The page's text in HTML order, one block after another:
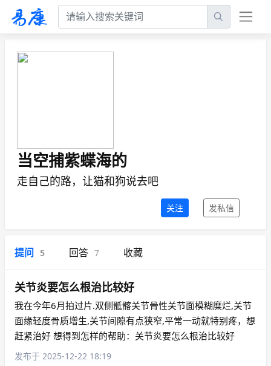
当空捕紫蝶海的
走自己的路，让猫和狗说去吧
关注 发私信
提问 5 回答 7 收藏
关节炎要怎么根治比较好
我在今年6月拍过片.双侧骶髂关节骨性关节面模糊糜烂,关节
面缘轻度骨质增生,关节间隙有点狭窄,平常一动就特别疼，想
赶紧治好 想得到怎样的帮助：关节炎要怎么根治比较好
发布于 2025-12-22 18:19